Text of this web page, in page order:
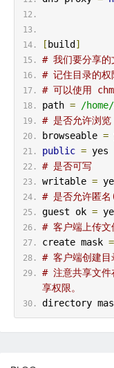
[ build ]
# 我们要分享的
# 记住目录的权
# 可以使用
path = /home/
# 是否允许浏览
browseable =
public = yes
# 是否可写
writable =
# 是否允许匿
guest ok =
# 客户端上传文
create mask =
# 客户端创建目
# 注意共享文件
享权限。
directory